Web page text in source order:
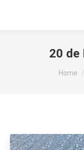
20 de
You
Home